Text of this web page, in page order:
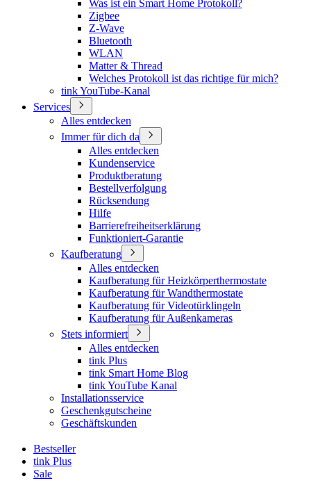
Was ist ein Smart Home Protokoll?
Zigbee
Z-Wave
Bluetooth
WLAN
Matter & Thread
Welches Protokoll ist das richtige für mich?
tink YouTube-Kanal
Services
Alles entdecken
Immer für dich da
Alles entdecken
Kundenservice
Produktberatung
Bestellverfolgung
Rücksendung
Hilfe
Barrierefreiheitserklärung
Funktioniert-Garantie
Kaufberatung
Alles entdecken
Kaufberatung für Heizkörperthermostate
Kaufberatung für Wandthermostate
Kaufberatung für Videotürklingeln
Kaufberatung für Außenkameras
Stets informiert
Alles entdecken
tink Plus
tink Smart Home Blog
tink YouTube Kanal
Installationsservice
Geschenkgutscheine
Geschäftskunden
Bestseller
tink Plus
Sale